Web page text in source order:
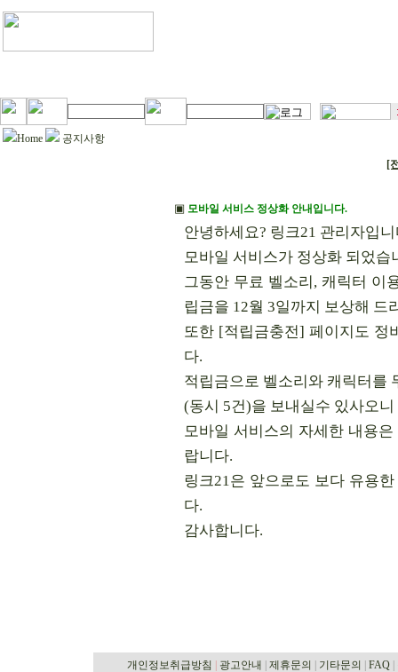
Home 공지사항
[
▣ 모바일 서비스 정상화 안내입니다.
안녕하세요? 링크21 관리자입
모바일 서비스가 정상화 되었습
그동안 무료 벨소리, 캐릭터 이
립금을 12월 3일까지 보상해 드
또한 [적립금충전] 페이지도 정
다.
적립금으로 벨소리와 캐릭터를
(동시 5건)을 보내실수 있사오
모바일 서비스의 자세한 내용
랍니다.
링크21은 앞으로도 보다 유용
다.
감사합니다.
개인정보취급방침 광고안내 제휴문의 기타문의 FAQ